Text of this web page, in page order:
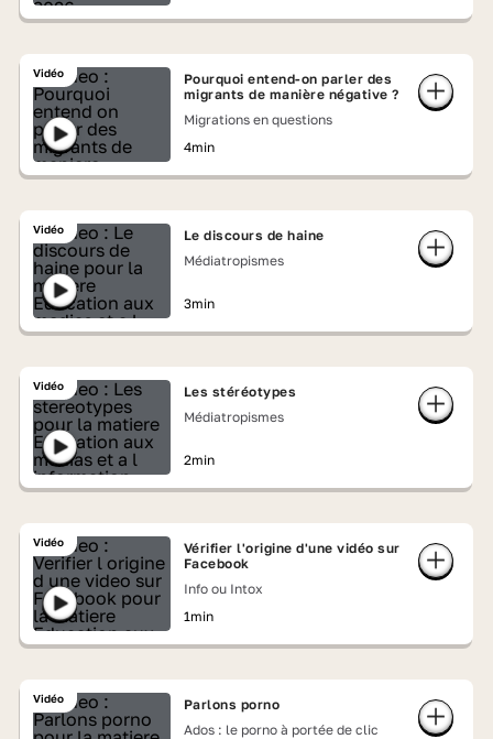
Vidéo
Pourquoi entend-on parler des
migrants de manière négative ?
Migrations en questions
4min
Vidéo
Le discours de haine
Médiatropismes
3min
Vidéo
Les stéréotypes
Médiatropismes
2min
Vidéo
Vérifier l'origine d'une vidéo sur
Facebook
Info ou Intox
1min
Vidéo
Parlons porno
Ados : le porno à portée de clic